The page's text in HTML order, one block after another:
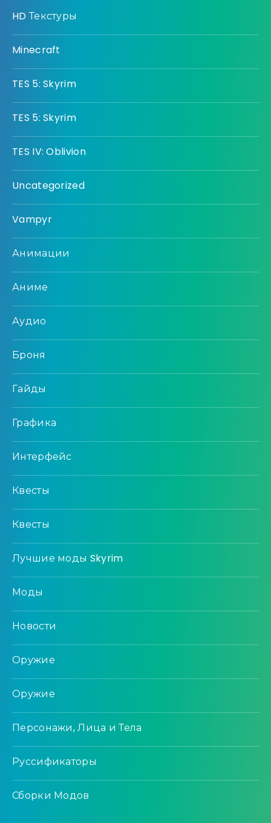
HD Текстуры
Minecraft
TES 5: Skyrim
TES 5: Skyrim
TES IV: Oblivion
Uncategorized
Vampyr
Анимации
Аниме
Аудио
Броня
Гайды
Графика
Интерфейс
Квесты
Квесты
Лучшие моды Skyrim
Моды
Новости
Оружие
Оружие
Персонажи, Лица и Тела
Руссификаторы
Сборки Модов